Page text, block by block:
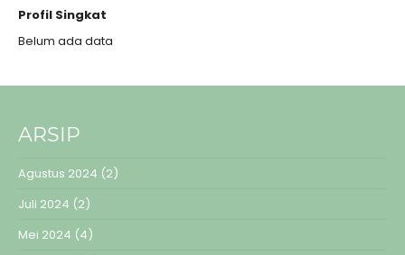
Profil Singkat
Belum ada data
ARSIP
Agustus 2024 (2)
Juli 2024 (2)
Mei 2024 (4)